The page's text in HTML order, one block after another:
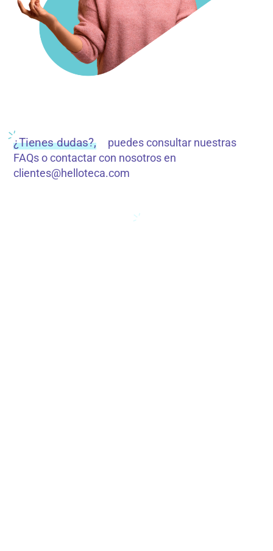
¿Tienes dudas?,
puedes consultar nuestras
FAQs o contactar con nosotros en
clientes@helloteca.com